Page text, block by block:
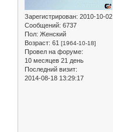
Зарегистрирован: 2010-10-02
Сообщений: 6737
Пол: Женский
Возраст: 61 [1964-10-18]
Провел на форуме:
10 месяцев 21 день
Последний визит:
2014-08-18 13:29:17